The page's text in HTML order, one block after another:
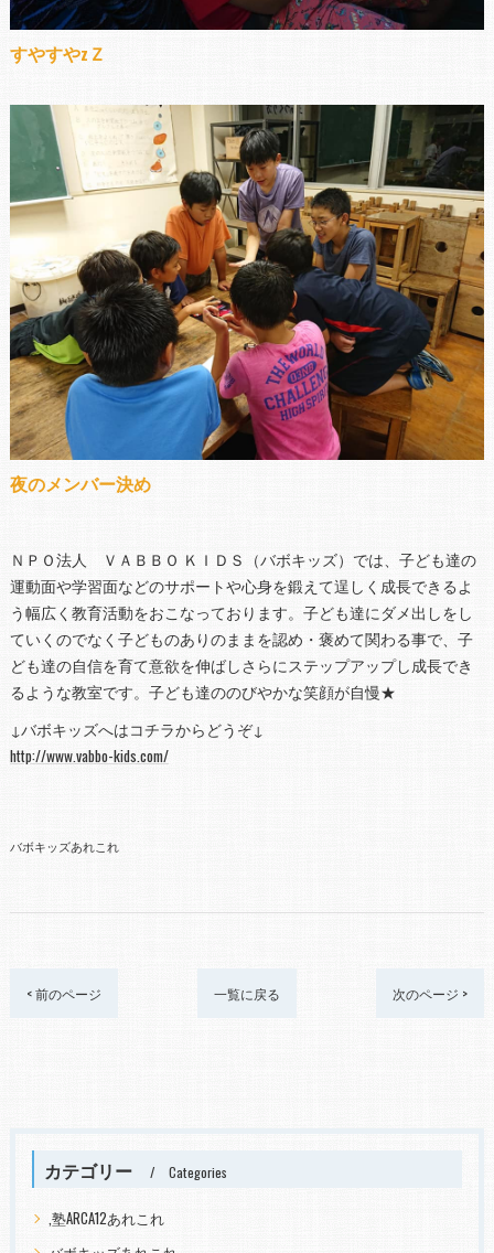
すやすやzＺ
夜のメンバー決め
ＮＰＯ法人 ＶＡＢＢＯ ＫＩＤＳ（バボキッズ）では、子ども達の
運動面や学習面などのサポートや心身を鍛えて逞しく成長できるよ
う幅広く教育活動をおこなっております。子ども達にダメ出しをし
ていくのでなく子どものありのままを認め・褒めて関わる事で、子
ども達の自信を育て意欲を伸ばしさらにステップアップし成長でき
るような教室です。子ども達ののびやかな笑顔が自慢★
↓バボキッズへはコチラからどうぞ↓
http://www.vabbo-kids.com/
バボキッズあれこれ
< 前のページ 一覧に戻る 次のページ >
カテゴリー Categories
,塾ARCA12あれこれ